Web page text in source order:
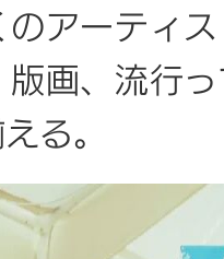
アーティ
画、流行
る。